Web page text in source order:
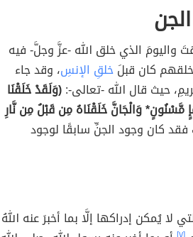
واليومَ الذي خلق الله -عزَّ وجلَّ- فيه
خلقهم كان قبلَخلقِ الإنسِ، وقد جاء
حيث قال الله -تعالى-:(وَلَقَدْ خَلَقْنَا
وَالْجَانَّ خَلَقْنَاهُ مِن قَبْلُ مِن نَّارِ
فقد كان وجود الجنِّ سابقًا لوجود
لا يُمكن إدراكها إلَّا بما أخبرَ عنه اللهُ